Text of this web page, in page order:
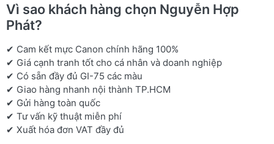
Vì sao khách hàng chọn Nguyễn Hợp
Phát?
✔ Cam kết mực Canon chính hãng 100%
✔ Giá cạnh tranh tốt cho cá nhân và doanh nghiệp
✔ Có sẵn đầy đủ GI-75 các màu
✔ Giao hàng nhanh nội thành TP.HCM
✔ Gửi hàng toàn quốc
✔ Tư vấn kỹ thuật miễn phí
✔ Xuất hóa đơn VAT đầy đủ